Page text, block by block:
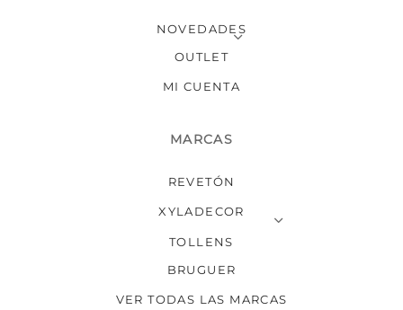
NOVEDADES
OUTLET
MI CUENTA
MARCAS
REVETÓN
XYLADECOR
TOLLENS
BRUGUER
VER TODAS LAS MARCAS